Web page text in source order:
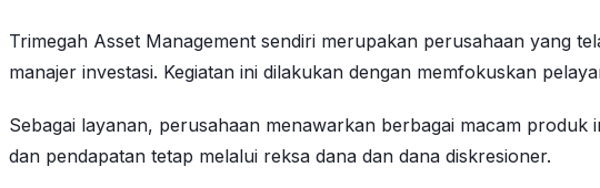
Trimegah Asset Management sendiri merupakan perusahaan yang
manajer investasi. Kegiatan ini dilakukan dengan memfokuskan
Sebagai layanan, perusahaan menawarkan berbagai macam
dan pendapatan tetap melalui reksa dana dan dana diskresioner.